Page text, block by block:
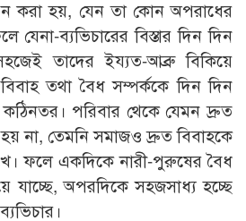
করা হয়, যেন তা কোন অপরাধের
যেনা-ব্যভিচারের বিস্তার দিন দিন
তাদের ইয্যত-আব্রু বিকিয়ে
তথা বৈধ সম্পর্ককে দিন দিন
পরিবার থেকে যেমন দ্রুত
না, তেমনি সমাজও দ্রুত বিবাহকে
ফলে একদিকে নারী-পুরুষের বৈধ
যাচ্ছে, অপরদিকে সহজসাধ্য হচ্ছে